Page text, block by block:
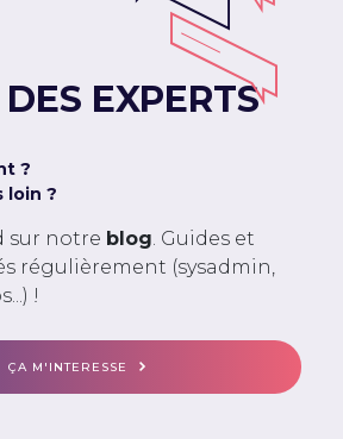
EXPERTS
?
loin ?
sur notre blog . Guides et
régulièrement (sysadmin,
!
ÇA M'INTERESSE